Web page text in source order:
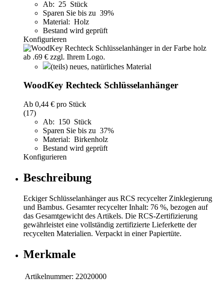
Ab: 25 Stück
Sparen Sie bis zu 39%
Material: Holz
Bestand wird geprüft
Konfigurieren
(teils) neues, natürliches Material
WoodKey Rechteck Schlüsselanhänger
Ab 0,44 € pro Stück
(17)
Ab: 150 Stück
Sparen Sie bis zu 37%
Material: Birkenholz
Bestand wird geprüft
Konfigurieren
Beschreibung
Eckiger Schlüsselanhänger aus RCS recycelter Zinklegierung
und Bambus. Gesamter recycelter Inhalt: 76 %, bezogen auf
das Gesamtgewicht des Artikels. Die RCS-Zertifizierung
gewährleistet eine vollständig zertifizierte Lieferkette der
recycelten Materialien. Verpackt in einer Papiertüte.
Merkmale
Artikelnummer: 22020000